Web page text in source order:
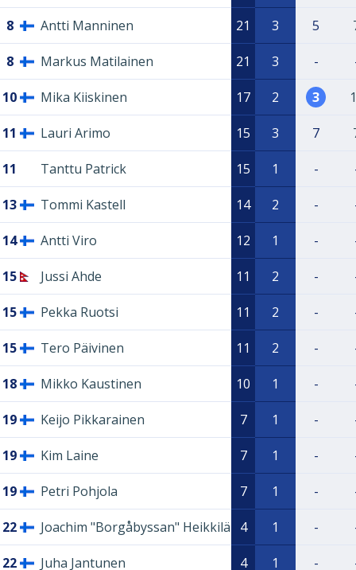
8 Antti Manninen 21 3 5
8 Markus Matilainen 21 3 -
10 Mika Kiiskinen 17 2 3
11 Lauri Arimo 15 3 7
11 Tanttu Patrick 15 1 -
13 Tommi Kastell 14 2 -
14 Antti Viro 12 1 -
15 Jussi Ahde 11 2 -
15 Pekka Ruotsi 11 2 -
15 Tero Päivinen 11 2 -
18 Mikko Kaustinen 10 1 -
19 Keijo Pikkarainen 7 1 -
19 Kim Laine 7 1 -
19 Petri Pohjola 7 1 -
22 Joachim "Borgåbyssan" Heikkilä 4 1 -
22 Juha Jantunen 4 1 -